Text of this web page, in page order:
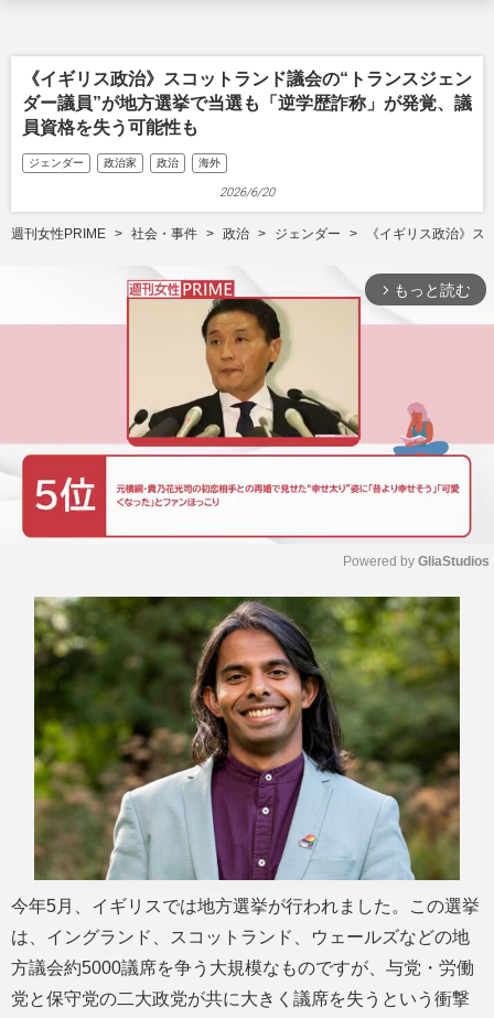
《イギリス政治》スコットランド議会の“トランスジェン
ダー議員”が地方選挙で当選も「逆学歴詐称」が発覚、議
員資格を失う可能性も
ジェンダー 政治家 政治 海外
2026/6/20
週刊女性PRIME 社会・事件 政治 ジェンダー 《イギリス政治》
arrow_forward_ios もっと読む
M
u
e
Powered by GliaStudios
今年5月、イギリスでは地方選挙が行われました。この選挙
は、イングランド、スコットランド、ウェールズなどの地
方議会約5000議席を争う大規模なものですが、与党・労働
党と保守党の二大政党が共に大きく議席を失うという衝撃